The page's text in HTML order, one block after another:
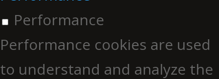
Performance
Performance cookies are used
to understand and analyze the